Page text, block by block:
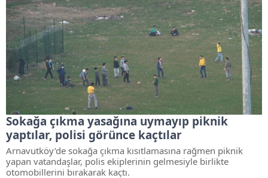
Sokağa çıkma yasağına uymayıp piknik
yaptılar, polisi görünce kaçtılar
Arnavutköy’de sokağa çıkma kısıtlamasına rağmen piknik
yapan vatandaşlar, polis ekiplerinin gelmesiyle birlikte
otomobillerini bırakarak kaçtı.